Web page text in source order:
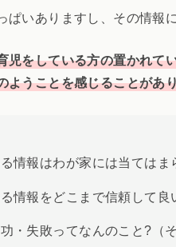
ぱいありますし、その情報
児をしている方の置かれて
ようことを感じることがあ
情報はわが家には当てはま
情報をどこまで信頼して良
・失敗ってなんのこと?（